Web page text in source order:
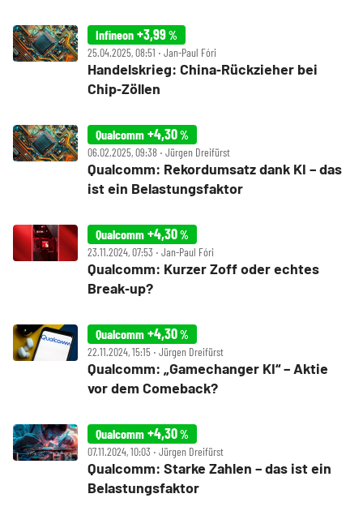
Infineon +3,99%
25.04.2025, 08:51 ‧ Jan-Paul Fóri
Handelskrieg: China‑Rückzieher bei
Chip‑Zöllen
Qualcomm +4,30%
06.02.2025, 09:38 ‧ Jürgen Dreifürst
Qualcomm: Rekordumsatz dank KI – das
ist ein Belastungsfaktor
Qualcomm +4,30%
23.11.2024, 07:53 ‧ Jan-Paul Fóri
Qualcomm: Kurzer Zoff oder echtes
Break‑up?
Qualcomm +4,30%
22.11.2024, 15:15 ‧ Jürgen Dreifürst
Qualcomm: „Gamechanger KI“ – Aktie
vor dem Comeback?
Qualcomm +4,30%
07.11.2024, 10:03 ‧ Jürgen Dreifürst
Qualcomm: Starke Zahlen – das ist ein
Belastungsfaktor